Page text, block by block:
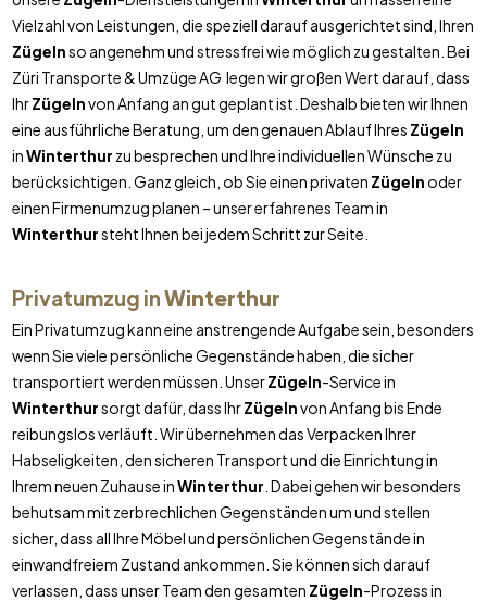
Vielzahl von Leistungen, die speziell darauf ausgerichtet sind, Ihren
Zügelnso angenehm und stressfrei wie möglich zu gestalten. Bei
Züri Transporte & Umzüge AG legen wir großen Wert darauf, dass
IhrZügelnvon Anfang an gut geplant ist. Deshalb bieten wir Ihnen
eine ausführliche Beratung, um den genauen Ablauf Ihres Zügeln
inWinterthur zu besprechen und Ihre individuellen Wünsche zu
berücksichtigen. Ganz gleich, ob Sie einen privaten Zügelnoder
einen Firmenumzug planen – unser erfahrenes Team in
Winterthursteht Ihnen bei jedem Schritt zur Seite.
Privatumzug inWinterthur
Ein Privatumzug kann eine anstrengende Aufgabe sein, besonders
wenn Sie viele persönliche Gegenstände haben, die sicher
transportiert werden müssen. UnserZügeln-Service in
Winterthursorgt dafür, dass IhrZügelnvon Anfang bis Ende
reibungslos verläuft. Wir übernehmen das Verpacken Ihrer
Habseligkeiten, den sicheren Transport und die Einrichtung in
Ihrem neuen Zuhause inWinterthur . Dabei gehen wir besonders
behutsam mit zerbrechlichen Gegenständen um und stellen
sicher, dass all Ihre Möbel und persönlichen Gegenstände in
einwandfreiem Zustand ankommen. Sie können sich darauf
verlassen, dass unser Team den gesamten Zügeln-Prozess in